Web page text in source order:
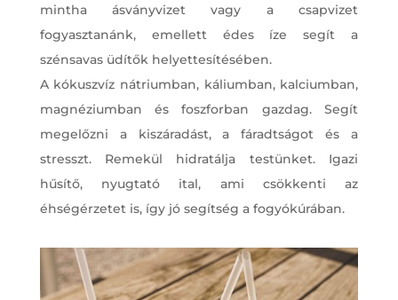
mintha ásványvizet vagy a csapvizet
fogyasztanánk, emellett édes íze segít a
szénsavas üdítők helyettesítésében.
A kókuszvíz nátriumban, káliumban, kalciumban,
magnéziumban és foszforban gazdag. Segít
megelőzni a kiszáradást, a fáradtságot és a
stresszt. Remekül hidratálja testünket. Igazi
hűsítő, nyugtató ital, ami csökkenti az
éhségérzetet is, így jó segítség a fogyókúrában.